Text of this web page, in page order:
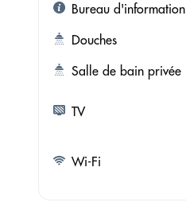
Bureau d'information
Douches
Salle de bain privée
TV
Wi-Fi